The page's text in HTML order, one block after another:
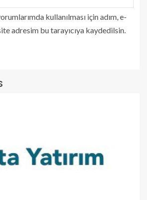
kullanılması için adım, e-
adresim bu tarayıcıya kaydedilsin.